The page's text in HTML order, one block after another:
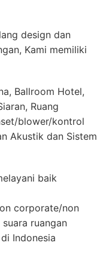
design dan
Kami memiliki
Ballroom Hotel,
Ruang
blower/kontrol
Akustik dan Sistem
baik
corporate/non
ruangan
Indonesia